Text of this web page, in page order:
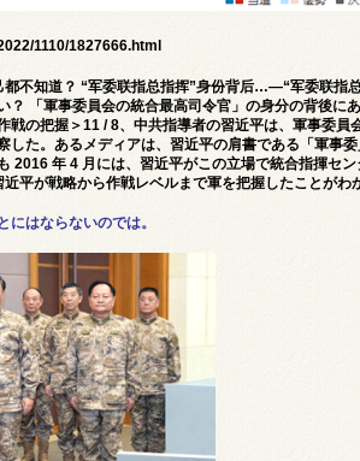
1110/1827666.html
不知道？ “军委联指总指挥”身份背后…—“军委联指
？ 「軍事委員会の統合最高司令官」の身分の背後に
戦の把握＞11 / 8、中共指導者の習近平は、軍事委員
した。あるメディアは、習近平の肩書である「軍事
2016 年 4 月には、習近平がこの立場で統合指揮セン
平が戦略から作戦レベルまで軍を把握したことがわ
にはならないのでは。